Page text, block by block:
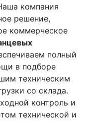
компания
решение,
коммерческое
полный
в подборе
техническим
со склада.
контроль и
технической и